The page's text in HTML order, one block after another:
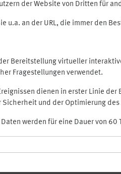
der Website von Dritten für
u.a. an der URL, die immer den
Bereitstellung virtueller
Fragestellungen verwendet.
dienen in erster Linie
Sicherheit und der Optimierung
werden für eine Dauer von